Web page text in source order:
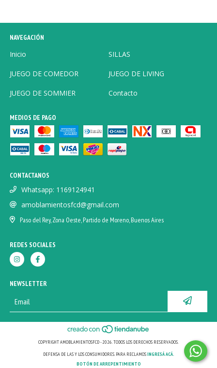
NAVEGACIÓN
Inicio SILLAS
JUEGO DE COMEDOR JUEGO DE LIVING
JUEGO DE SOMMIER Contacto
MEDIOS DE PAGO
CONTACTANOS
Whatsapp: 1169124941
amoblamientosfcd@gmail.com
Paso del Rey, Zona Oeste, Partido de Moreno, Buenos Aires
REDES SOCIALES
NEWSLETTER
COPYRIGHT AMOBLAMIENTOSFCD - 2026. TODOS LOS DERECHOS RESERVADOS.
DEFENSA DE LAS Y LOS CONSUMIDORES. PARA RECLAMOSINGRESÁ ACÁ.
BOTÓN DE ARREPENTIMIENTO